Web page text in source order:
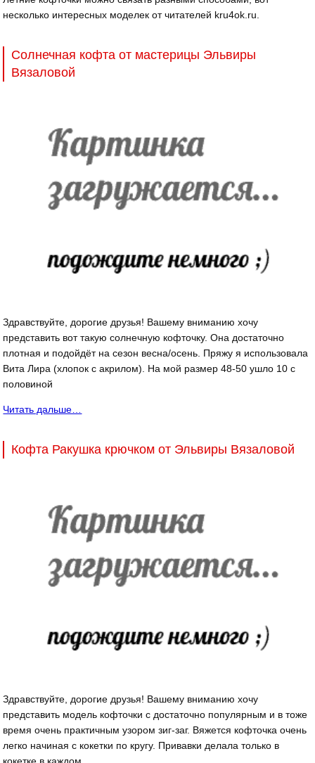
несколько интересных моделек от читателей kru4ok.ru.
Солнечная кофта от мастерицы Эльвиры
Вязаловой
Здравствуйте, дорогие друзья! Вашему вниманию хочу
представить вот такую солнечную кофточку. Она достаточно
плотная и подойдёт на сезон весна/осень. Пряжу я использовала
Вита Лира (хлопок с акрилом). На мой размер 48-50 ушло 10 с
половиной
Читать дальше…
Кофта Ракушка крючком от Эльвиры Вязаловой
Здравствуйте, дорогие друзья! Вашему вниманию хочу
представить модель кофточки с достаточно популярным и в тоже
время очень практичным узором зиг-заг. Вяжется кофточка очень
легко начиная с кокетки по кругу. Привавки делала только в
кокетке в каждом